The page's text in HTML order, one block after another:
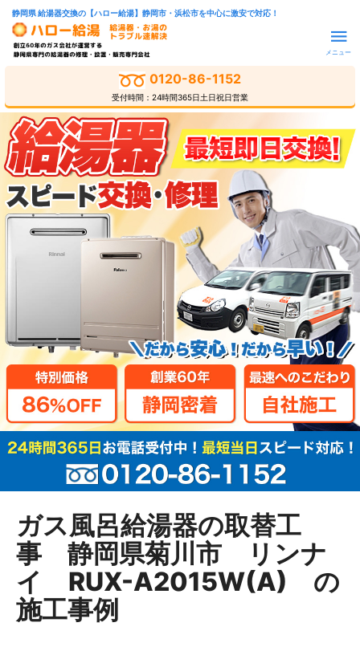
静岡県 給湯器交換の【ハロー給湯】静岡市・浜松市を中心に激安で対応！
メニュー
0120-86-1152
受付時間：24時間365日土日祝日営業
ガス風呂給湯器の取替工
事 静岡県菊川市 リンナ
イ RUX-A2015W(A) の
施工事例